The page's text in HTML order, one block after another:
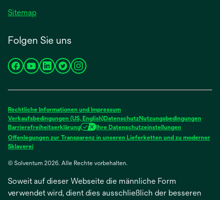
Sitemap
Folgen Sie uns
wird
neuen
Registerkarte
geöffnet
wird
neuen
Registerkarte
geöffnet
wird
neuen
Registerkarte
geöffnet
wird
neuen
Registerkarte
geöffnet
wird
neuen
Registerkarte
geöffnet
Rechtliche Informationen und Impressum
Verkaufsbedingungen (US, English)DatenschutzNutzungsbedingungen
Barrierefreiheitserklärung
Ihre Datenschutzeinstellungen
Offenlegungen zur Transparenz in unseren Lieferketten und zu moderner
Sklavereiwird
einer
Registerkarte
geöffnet
© Solventum 2026. Alle Rechte vorbehalten.
Soweit auf dieser Webseite die männliche Form
verwendet wird, dient dies ausschließlich der besseren